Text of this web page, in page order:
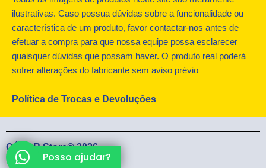
o
k
t
e
r
a
ilustrativas. Caso possua dúvidas sobre a funcionalidade ou
característica de um produto, favor contactar-nos antes de
efetuar a compra para que nossa equipe possa esclarecer
quaisquer dúvidas que possam haver. O produto real poderá
sofrer alterações do fabricante sem aviso prévio
Política de Trocas e Devoluções
CÉSAR Store® 2026
Posso ajudar?